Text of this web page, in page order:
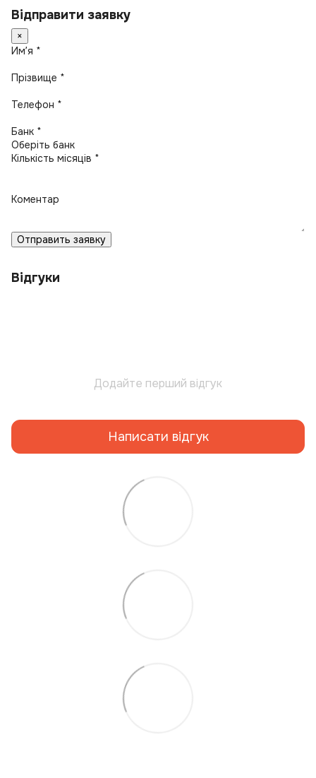
Відправити заявку
×
Имʼя *
Прізвище *
Телефон *
Банк *
Кількість місяців *
Коментар
Отправить заявку
Відгуки
Додайте перший відгук
Написати відгук